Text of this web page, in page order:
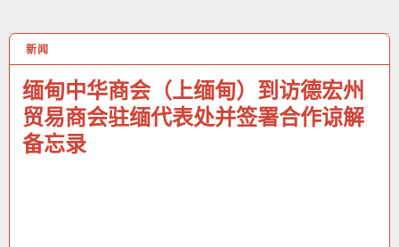
新闻
缅甸中华商会（上缅甸）到访德宏州
贸易商会驻缅代表处并签署合作谅解
备忘录
27 5月 2026